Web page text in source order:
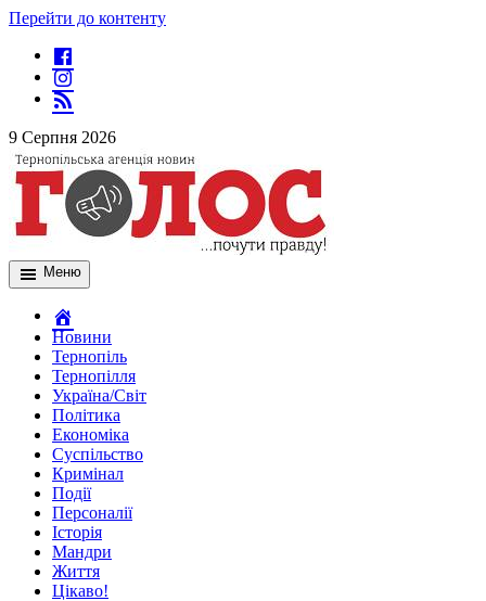
Перейти до контенту
9 Серпня 2026
Меню
Новини
Тернопіль
Тернопілля
Україна/Світ
Політика
Економіка
Суспільство
Кримінал
Події
Персоналії
Історія
Мандри
Життя
Цікаво!